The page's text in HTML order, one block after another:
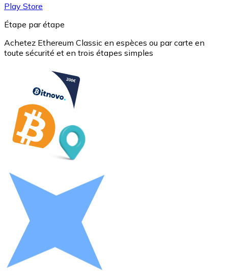
Litecoin
LTC
XRP
XRP
Play Store
Étape par étape
Achetez Ethereum Classic en espèces ou par carte en
toute sécurité et en trois étapes simples